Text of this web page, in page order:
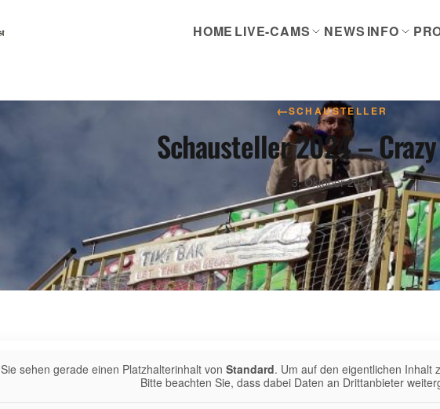
HOME LIVE-CAMS NEWS INFO
←SCHAUSTELLER
Schausteller 2024 –
3. Oktober 2024
Sie sehen gerade einen Platzhalterinhalt von Standard. Um auf den eigentlichen Inhalt
Bitte beachten Sie, dass dabei Daten an Drittanbieter